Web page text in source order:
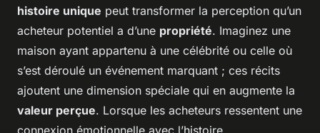
histoire unique peut transformer la perception qu’un
acheteur potentiel a d’une propriété. Imaginez une
maison ayant appartenu à une célébrité ou celle où
s’est déroulé un événement marquant ; ces récits
ajoutent une dimension spéciale qui en augmente la
valeur perçue. Lorsque les acheteurs ressentent une